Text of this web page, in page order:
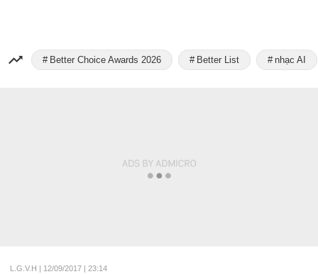
Better Choice Awards 2026 Better List nhạc AI
L.G.V.H | 12/09/2017 | 23:14